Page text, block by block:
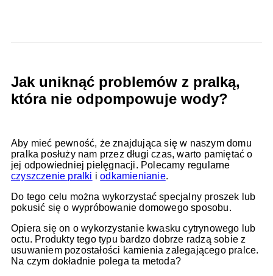
Jak uniknąć problemów z pralką,
która nie odpompowuje wody?
Aby mieć pewność, że znajdująca się w naszym domu
pralka posłuży nam przez długi czas, warto pamiętać o
jej odpowiedniej pielęgnacji. Polecamy regularne
czyszczenie pralki iodkamienianie.
Do tego celu można wykorzystać specjalny proszek lub
pokusić się o wypróbowanie domowego sposobu.
Opiera się on o wykorzystanie kwasku cytrynowego lub
octu. Produkty tego typu bardzo dobrze radzą sobie z
usuwaniem pozostałości kamienia zalegającego pralce.
Na czym dokładnie polega ta metoda?